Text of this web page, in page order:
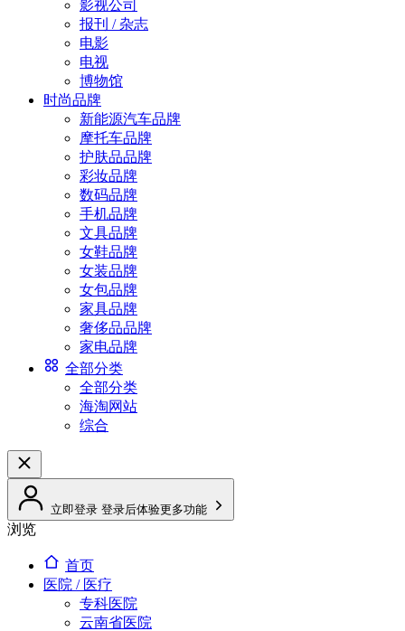
影视公司
报刊 / 杂志
电影
电视
博物馆
时尚品牌
新能源汽车品牌
摩托车品牌
护肤品品牌
彩妆品牌
数码品牌
手机品牌
文具品牌
女鞋品牌
女装品牌
女包品牌
家具品牌
奢侈品品牌
家电品牌
全部分类
全部分类
海淘网站
综合
立即登录 登录后体验更多功能
浏览
首页
医院 / 医疗
专科医院
云南省医院